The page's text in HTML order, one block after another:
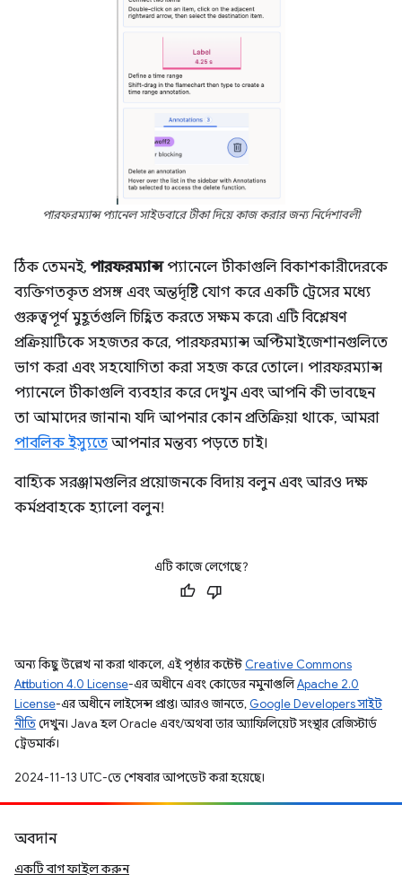
পারফরম্যান্স প্যানেল সাইডবারে টীকা দিয়ে কাজ করার জন্য নির্দেশাবলী
ঠিক তেমনই, পারফরম্যান্সপ্যানেলে টীকাগুলি বিকাশকারীদেরকে
ব্যক্তিগতকৃত প্রসঙ্গ এবং অন্তর্দৃষ্টি যোগ করে একটি ট্রেসের মধ্যে
গুরুত্বপূর্ণ মুহূর্তগুলি চিহ্নিত করতে সক্ষম করে৷ এটি বিশ্লেষণ
প্রক্রিয়াটিকে সহজতর করে, পারফরম্যান্স অপ্টিমাইজেশানগুলিতে
ভাগ করা এবং সহযোগিতা করা সহজ করে তোলে। পারফরম্যান্স
প্যানেলে টীকাগুলি ব্যবহার করে দেখুন এবং আপনি কী ভাবছেন
তা আমাদের জানান৷ যদি আপনার কোন প্রতিক্রিয়া থাকে, আমরা
পাবলিক ইস্যুতে আপনার মন্তব্য পড়তে চাই।
বাহ্যিক সরঞ্জামগুলির প্রয়োজনকে বিদায় বলুন এবং আরও দক্ষ
কর্মপ্রবাহকে হ্যালো বলুন!
এটি কাজে লেগেছে?
অন্য কিছু উল্লেখ না করা থাকলে, এই পৃষ্ঠার কন্টেন্ট Creative Commons
Attribution 4.0 License-এর অধীনে এবং কোডের নমুনাগুলিApache 2.0
License-এর অধীনে লাইসেন্স প্রাপ্ত। আরও জানতে, Google Developers সাইট
নীতিদেখুন। Java হল Oracle এবং/অথবা তার অ্যাফিলিয়েট সংস্থার রেজিস্টার্ড
ট্রেডমার্ক।
2024-11-13 UTC-তে শেষবার আপডেট করা হয়েছে।
অবদান
একটি বাগ ফাইল করুন